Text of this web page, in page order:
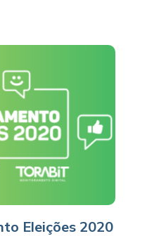
Eleições 2020